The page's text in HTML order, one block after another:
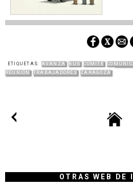
ETIQUETAS: AVANZA BUS COMITÉ
REUNIÓN
TRABAJADORES ZARAGOZA
OTRAS WEB DE